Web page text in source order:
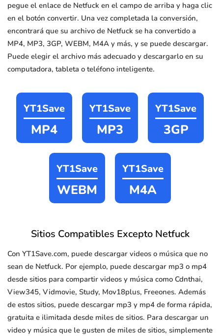
pegue el enlace de Netfuck en el campo de arriba y haga clic
en el botón convertir. Una vez completada la conversión,
encontrará que su archivo de Netfuck se ha convertido a
MP4, MP3, 3GP, WEBM, M4A y más, y se puede descargar.
Puede elegir el archivo más adecuado y descargarlo en su
computadora, tableta o teléfono inteligente.
YT1Save
MP4
YT1Save
MP3
YT1Save
3GP
YT1Save
WEBM
YT1Save
M4A
Sitios Compatibles Excepto Netfuck
Con YT1Save.com, puede descargar videos o música que no
sean de Netfuck. Por ejemplo, puede descargar mp3 o mp4
desde sitios para compartir videos y música como Cdnthai,
View345, Vidmovie, Study, Mov18plus, Freeones. Además
de estos sitios, puede descargar mp3 y mp4 de forma rápida,
gratuita e ilimitada desde miles de sitios. Para descargar un
video y música que le gusten de miles de sitios, simplemente